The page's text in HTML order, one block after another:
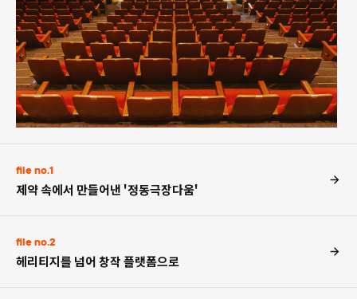
file no.1
제약 속에서 만들어낸 '정동극장다움'
file no.2
헤리티지를 넘어 창작 플랫폼으로